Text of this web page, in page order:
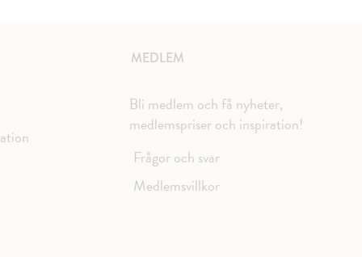
MEDLEM
Bli medlem och få nyheter,
medlemspriser och inspiration!
Frågor och svar
Medlemsvillkor